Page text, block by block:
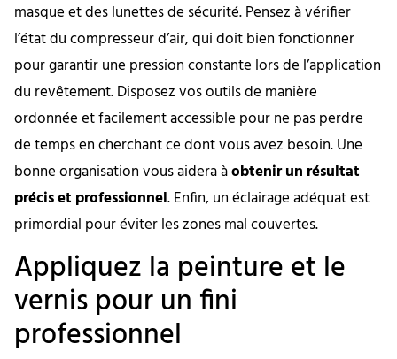
masque et des lunettes de sécurité. Pensez à vérifier
l’état du compresseur d’air, qui doit bien fonctionner
pour garantir une pression constante lors de l’application
du revêtement. Disposez vos outils de manière
ordonnée et facilement accessible pour ne pas perdre
de temps en cherchant ce dont vous avez besoin. Une
bonne organisation vous aidera àobtenir un résultat
précis et professionnel. Enfin, un éclairage adéquat est
primordial pour éviter les zones mal couvertes.
Appliquez la peinture et le
vernis pour un fini
professionnel